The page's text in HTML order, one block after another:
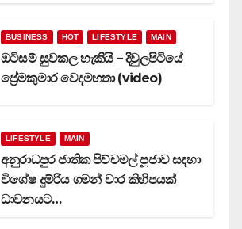
BUSINESS HOT LIFESTYLE MAIN
ඔටිසම් සුවකල හැකියි – දිවුලපිටියේ
ප්‍රේමකුමාර වෙදමහතා (video)
LIFESTYLE MAIN
අනුරාධපුර ජාතික පිච්චමල් පූජාව සඳහා
විශේෂ දුම්රිය ගමන් වාර කිහිපයක්
ධාවනයට…